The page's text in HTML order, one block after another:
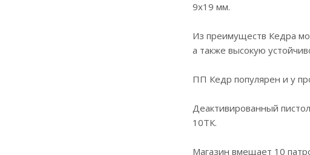
9х19 мм.
Из преимуществ Кедра
а также высокую
ПП Кедр популярен и у
Деактивированный
10ТК.
Магазин вмещает 10